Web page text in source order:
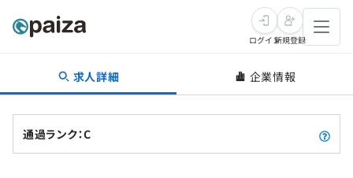
転職・キャリア
新卒就活
ログイン新規登録
求人詳細 企業情報
通過ランク：C